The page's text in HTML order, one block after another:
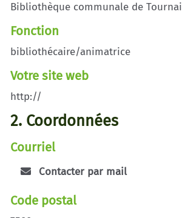
Bibliothèque communale de Tournai
Fonction
bibliothécaire/animatrice
Votre site web
http://
2. Coordonnées
Courriel
Contacter par mail
Code postal